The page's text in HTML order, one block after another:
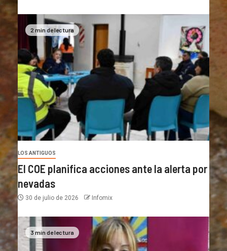
2 min de lectura
LOS ANTIGUOS
El COE planifica acciones ante la alerta por
nevadas
30 de julio de 2026 Infomix
3 min de lectura